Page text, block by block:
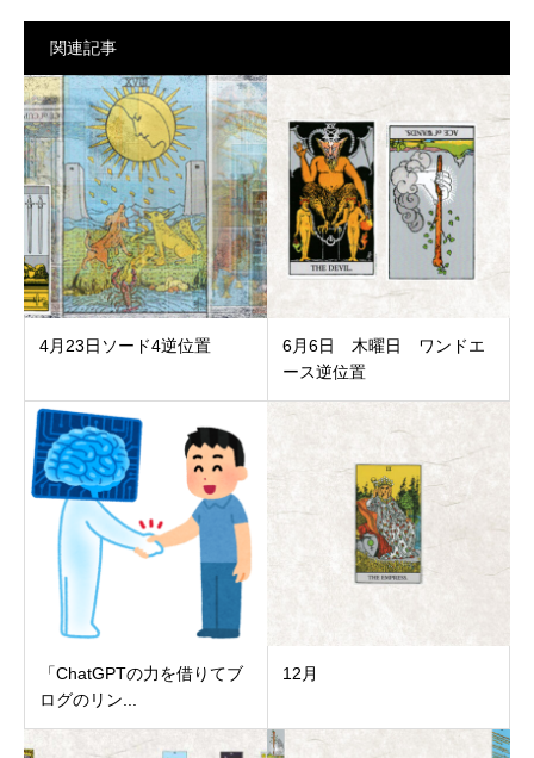
関連記事
4月23日ソード4逆位置
6月6日 木曜日 ワンドエ
ース逆位置
「ChatGPTの力を借りてブ
ログのリン...
12月